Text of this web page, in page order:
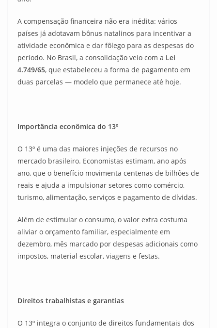
A compensação financeira não era inédita: vários
países já adotavam bônus natalinos para incentivar a
atividade econômica e dar fôlego para as despesas do
período. No Brasil, a consolidação veio com a Lei
4.749/65, que estabeleceu a forma de pagamento em
duas parcelas — modelo que permanece até hoje.
Importância econômica do 13º
O 13º é uma das maiores injeções de recursos no
mercado brasileiro. Economistas estimam, ano após
ano, que o benefício movimenta centenas de bilhões de
reais e ajuda a impulsionar setores como comércio,
turismo, alimentação, serviços e pagamento de dívidas.
Além de estimular o consumo, o valor extra costuma
aliviar o orçamento familiar, especialmente em
dezembro, mês marcado por despesas adicionais como
impostos, material escolar, viagens e festas.
Direitos trabalhistas e garantias
O 13º integra o conjunto de direitos fundamentais dos